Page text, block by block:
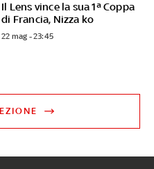
Il Lens vince la sua 1ª Coppa
di Francia, Nizza ko
22 mag - 23:45